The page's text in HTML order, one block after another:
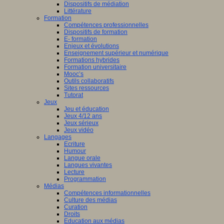
Dispositifs de médiation
Littérature
Formation
Compétences professionnelles
Dispositifs de formation
E- formation
Enjeux et évolutions
Enseignement supérieur et numérique
Formations hybrides
Formation universitaire
Mooc’s
Outils collaboratifs
Sites ressources
Tutorat
Jeux
Jeu et éducation
Jeux 4/12 ans
Jeux sérieux
Jeux vidéo
Langages
Ecriture
Humour
Langue orale
Langues vivantes
Lecture
Programmation
Médias
Compétences informationnelles
Culture des médias
Curation
Droits
Education aux médias